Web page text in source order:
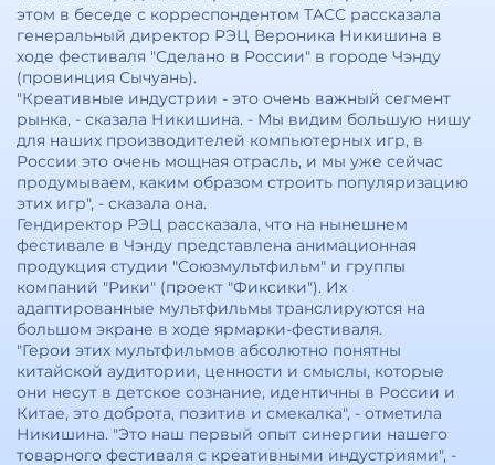
этом в беседе с корреспондентом ТАСС рассказала
генеральный директор РЭЦ Вероника Никишина в
ходе фестиваля "Сделано в России" в городе Чэнду
(провинция Сычуань).
"Креативные индустрии - это очень важный сегмент
рынка, - сказала Никишина. - Мы видим большую нишу
для наших производителей компьютерных игр, в
России это очень мощная отрасль, и мы уже сейчас
продумываем, каким образом строить популяризацию
этих игр", - сказала она.
Гендиректор РЭЦ рассказала, что на нынешнем
фестивале в Чэнду представлена анимационная
продукция студии "Союзмультфильм" и группы
компаний "Рики" (проект "Фиксики"). Их
адаптированные мультфильмы транслируются на
большом экране в ходе ярмарки-фестиваля.
"Герои этих мультфильмов абсолютно понятны
китайской аудитории, ценности и смыслы, которые
они несут в детское сознание, идентичны в России и
Китае, это доброта, позитив и смекалка", - отметила
Никишина. "Это наш первый опыт синергии нашего
товарного фестиваля с креативными индустриями", -